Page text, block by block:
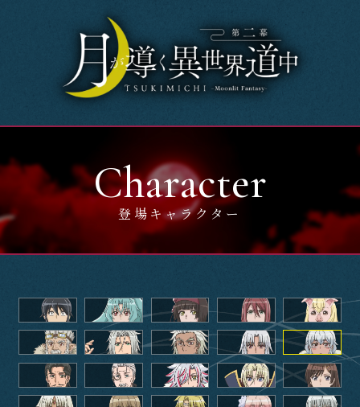
Home
News
Story
Introduction
Character
Music
Staff&Cast
Character
登場キャラクター